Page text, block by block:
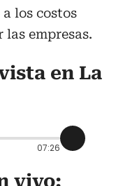
los costos
empresas.
en La
07:26
vivo: